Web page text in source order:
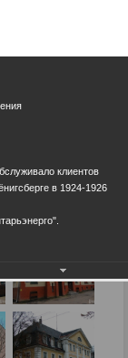
клиентов
в 1924-1926